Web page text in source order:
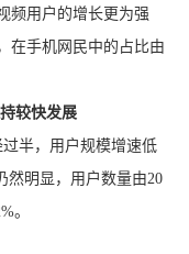
频用户的增长更为强
在手机网民中的占比由
较快发展
半，用户规模增速低
然明显，用户数量由20
。